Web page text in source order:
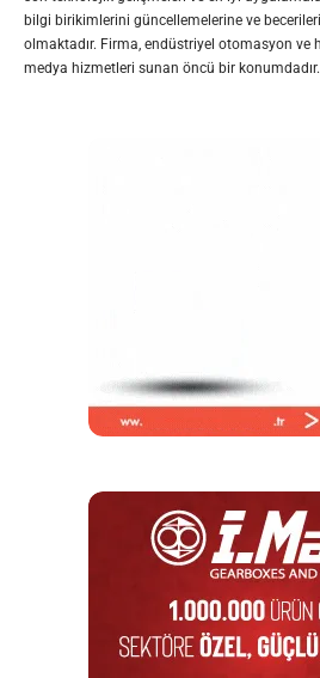
bilgi birikimlerini güncellemelerine ve
olmaktadır. Firma, endüstriyel otomasyon ve
medya hizmetleri sunan öncü bir konumdadır.